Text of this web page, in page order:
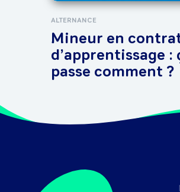
ALTERNANCE
Mineur en
d’apprentissage :
passe comment ?